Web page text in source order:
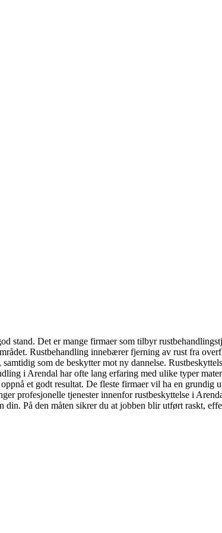
stand. Det er mange firmaer som tilbyr
Rustbehandling innebærer fjerning av rust fra
som de beskytter mot ny dannelse.
i Arendal har ofte lang erfaring med ulike typer
et godt resultat. De fleste firmaer vil ha en grundig
profesjonelle tjenester innenfor rustbeskyttelse i
På den måten sikrer du at jobben blir utført raskt,